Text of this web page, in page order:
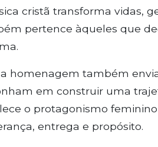
cristã transforma vidas,
pertence àqueles que
homenagem também
em construir uma
o protagonismo
entrega e propósito.